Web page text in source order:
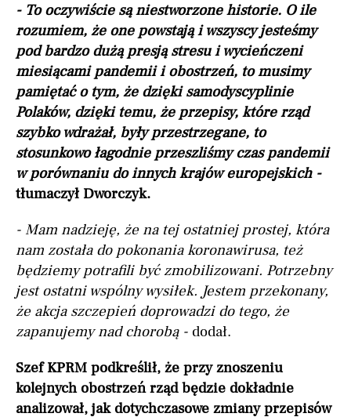
- To oczywiście są niestworzone historie. O ile
rozumiem, że one powstają i wszyscy jesteśmy
pod bardzo dużą presją stresu i wycieńczeni
miesiącami pandemii i obostrzeń, to musimy
pamiętać o tym, że dzięki samodyscyplinie
Polaków, dzięki temu, że przepisy, które rząd
szybko wdrażał, były przestrzegane, to
stosunkowo łagodnie przeszliśmy czas pandemii
w porównaniu do innych krajów europejskich -
tłumaczył Dworczyk.
- Mam nadzieję, że na tej ostatniej prostej, która
nam została do pokonania koronawirusa, też
będziemy potrafili być zmobilizowani. Potrzebny
jest ostatni wspólny wysiłek. Jestem przekonany,
że akcja szczepień doprowadzi do tego, że
zapanujemy nad chorobą - dodał.
Szef KPRM podkreślił, że przy znoszeniu
kolejnych obostrzeń rząd będzie dokładnie
analizował, jak dotychczasowe zmiany przepisów